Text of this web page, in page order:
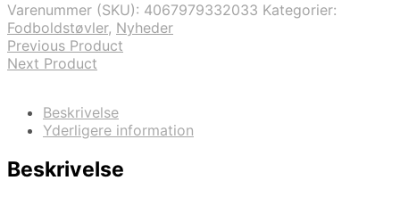
Varenummer (SKU): 4067979332033 Kategorier:
Fodboldstøvler, Nyheder
Previous Product
Next Product
Beskrivelse
Yderligere information
Beskrivelse